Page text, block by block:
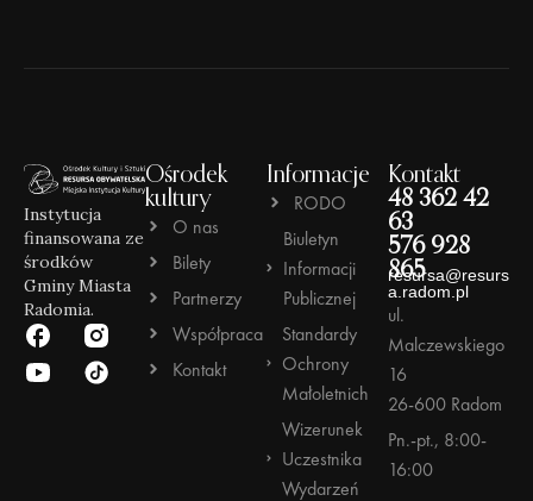
Instytucja
finansowana ze
środków
Gminy Miasta
Radomia.
Ośrodek
kultury
O nas
Bilety
Partnerzy
Współpraca
Kontakt
Informacje
RODO
Biuletyn
Informacji
Publicznej
Standardy
Ochrony
Małoletnich
Wizerunek
Uczestnika
Wydarzeń
Kontakt
48 362 42
63
576 928
865
resursa@resurs
a.radom.pl
ul.
Malczewskiego
16
26-600 Radom
Pn.-pt., 8:00-
16:00